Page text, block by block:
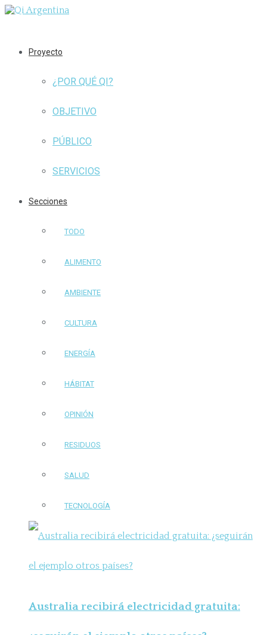
Proyecto
¿POR QUÉ QI?
OBJETIVO
PÚBLICO
SERVICIOS
Secciones
TODO
ALIMENTO
AMBIENTE
CULTURA
ENERGÍA
HÁBITAT
OPINIÓN
RESIDUOS
SALUD
TECNOLOGÍA
Australia recibirá electricidad gratuita: